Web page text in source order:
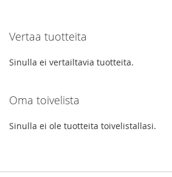
Vertaa tuotteita
Sinulla ei vertailtavia tuotteita.
Oma toivelista
Sinulla ei ole tuotteita toivelistallasi.